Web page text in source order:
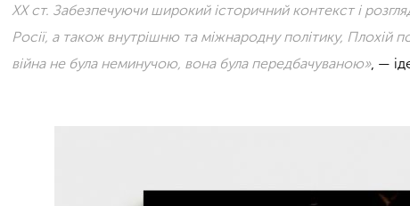
XX ст. Забезпечуючи широкий історичний контекст і
Росії, а також внутрішню та міжнародну політику, Плохій
війна не була неминучою, вона була передбачуваною», —